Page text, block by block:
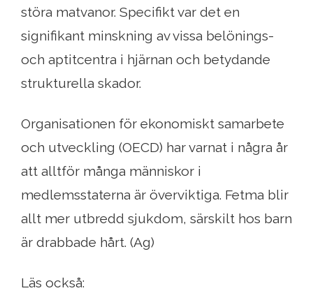
störa matvanor. Specifikt var det en
signifikant minskning av vissa belönings-
och aptitcentra i hjärnan och betydande
strukturella skador.
Organisationen för ekonomiskt samarbete
och utveckling (OECD) har varnat i några år
att alltför många människor i
medlemsstaterna är överviktiga. Fetma blir
allt mer utbredd sjukdom, särskilt hos barn
är drabbade hårt. (Ag)
Läs också: